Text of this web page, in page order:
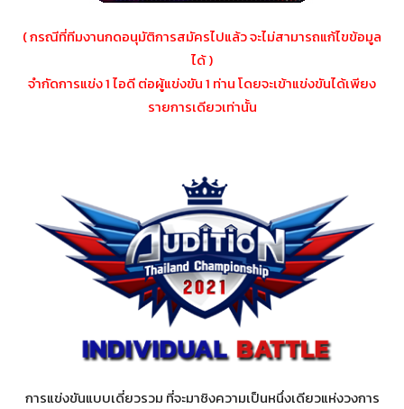
( กรณีที่ทีมงานกดอนุมัติการสมัครไปแล้ว จะไม่สามารถแก้ไขข้อมูล
ได้ )
จำกัดการแข่ง 1 ไอดี ต่อผู้แข่งขัน 1 ท่าน โดยจะเข้าแข่งขันได้เพียง
รายการเดียวเท่านั้น
การแข่งขันแบบเดี่ยวรวม ที่จะมาชิงความเป็นหนึ่งเดียวแห่งวงการ